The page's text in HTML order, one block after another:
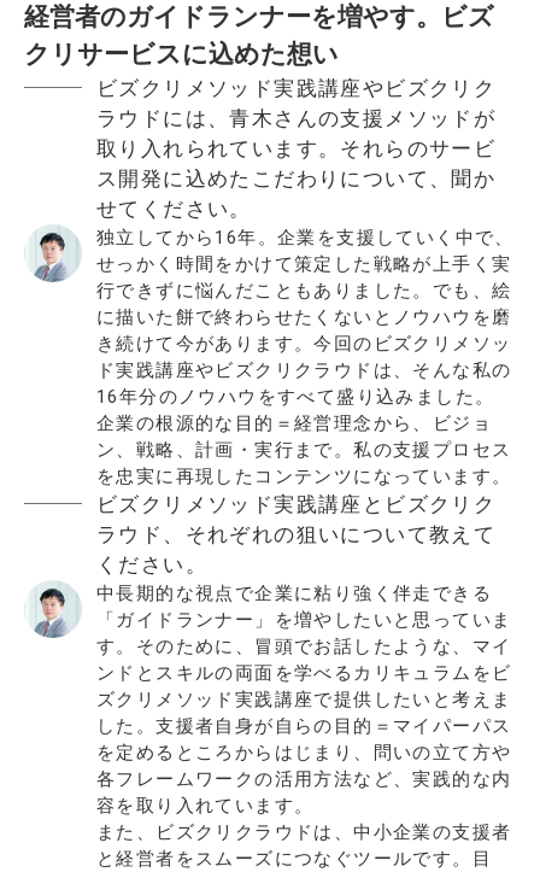
経営者のガイドランナーを増やす。ビズ
クリサービスに込めた想い
ビズクリメソッド実践講座やビズクリク
ラウドには、青木さんの支援メソッドが
取り入れられています。それらのサービ
ス開発に込めたこだわりについて、聞か
せてください。
独立してから16年。企業を支援していく中で、
せっかく時間をかけて策定した戦略が上手く実
行できずに悩んだこともありました。でも、絵
に描いた餅で終わらせたくないとノウハウを磨
き続けて今があります。今回のビズクリメソッ
ド実践講座やビズクリクラウドは、そんな私の
16年分のノウハウをすべて盛り込みました。
企業の根源的な目的＝経営理念から、ビジョ
ン、戦略、計画・実行まで。私の支援プロセス
を忠実に再現したコンテンツになっています。
ビズクリメソッド実践講座とビズクリク
ラウド、それぞれの狙いについて教えて
ください。
中長期的な視点で企業に粘り強く伴走できる
「ガイドランナー」を増やしたいと思っていま
す。そのために、冒頭でお話したような、マイ
ンドとスキルの両面を学べるカリキュラムをビ
ズクリメソッド実践講座で提供したいと考えま
した。支援者自身が自らの目的＝マイパーパス
を定めるところからはじまり、問いの立て方や
各フレームワークの活用方法など、実践的な内
容を取り入れています。
また、ビズクリクラウドは、中小企業の支援者
と経営者をスムーズにつなぐツールです。目